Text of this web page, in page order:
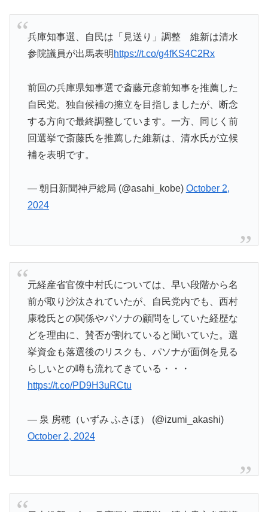
兵庫知事選、自民は「見送り」調整 維新は清水
参院議員が出馬表明 https://t.co/g4fKS4C2Rx
前回の兵庫県知事選で斎藤元彦前知事を推薦した
自民党。独自候補の擁立を目指しましたが、断念
する方向で最終調整しています。一方、同じく前
回選挙で斎藤氏を推薦した維新は、清水氏が立候
補を表明です。
— 朝日新聞神戸総局 (@asahi_kobe) October 2,
2024
元経産省官僚中村氏については、早い段階から名
前が取り沙汰されていたが、自民党内でも、西村
康稔氏との関係やパソナの顧問をしていた経歴な
どを理由に、賛否が割れていると聞いていた。選
挙資金も落選後のリスクも、パソナが面倒を見る
らしいとの噂も流れてきている・・・
https://t.co/PD9H3uRCtu
— 泉 房穂（いずみ ふさほ） (@izumi_akashi)
October 2, 2024